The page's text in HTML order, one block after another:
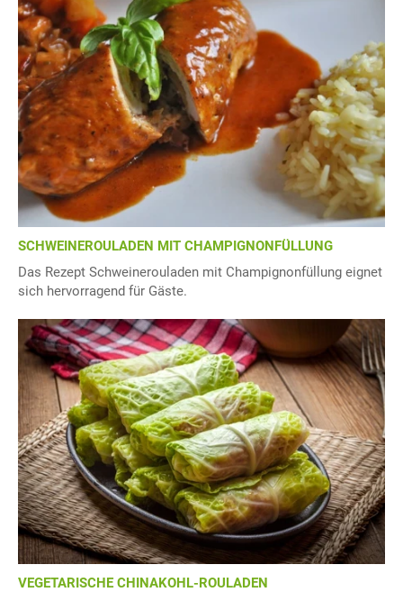
SCHWEINEROULADEN MIT CHAMPIGNONFÜLLUNG
Das Rezept Schweinerouladen mit Champignonfüllung eignet
sich hervorragend für Gäste.
VEGETARISCHE CHINAKOHL-ROULADEN